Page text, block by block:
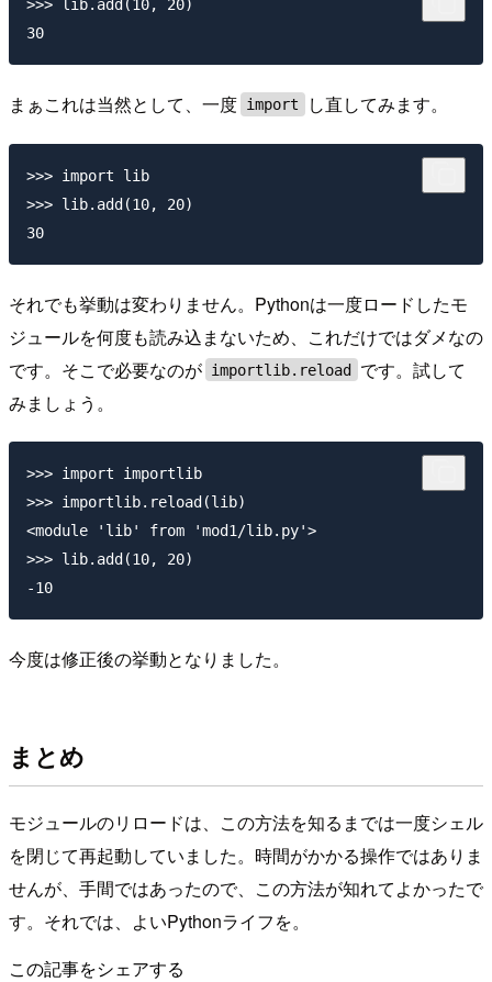
>>> lib.add(10, 20)
まぁこれは当然として、一度 import し直してみます。
>>> import lib
>>> lib.add(10, 20)
それでも挙動は変わりません。Pythonは一度ロードしたモ
ジュールを何度も読み込まないため、これだけではダメなの
です。そこで必要なのが importlib.reload です。試して
みましょう。
>>> import importlib
>>> importlib.reload(lib)
<module 'lib' from 'mod1/lib.py'>
>>> lib.add(10, 20)
今度は修正後の挙動となりました。
まとめ
モジュールのリロードは、この方法を知るまでは一度シェル
を閉じて再起動していました。時間がかかる操作ではありま
せんが、手間ではあったので、この方法が知れてよかったで
す。それでは、よいPythonライフを。
この記事をシェアする